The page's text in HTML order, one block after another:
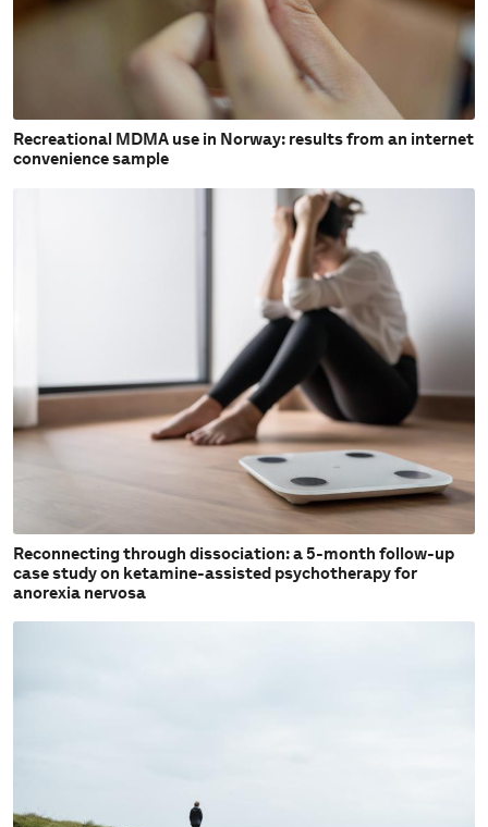
Recreational MDMA use in Norway: results from an internet
convenience sample
Reconnecting through dissociation: a 5-month follow-up
case study on ketamine-assisted psychotherapy for
anorexia nervosa